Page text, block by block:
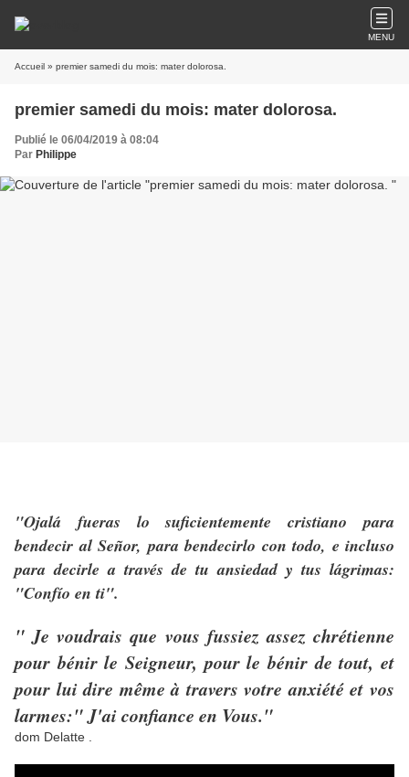
MENU
Accueil » premier samedi du mois: mater dolorosa.
premier samedi du mois: mater dolorosa.
Publié le 06/04/2019 à 08:04
Par Philippe
"Ojalá fueras lo suficientemente cristiano para
bendecir al Señor, para bendecirlo con todo, e incluso
para decirle a través de tu ansiedad y tus lágrimas:
"Confío en ti".
" Je voudrais que vous fussiez assez chrétienne
pour bénir le Seigneur, pour le bénir de tout, et
pour lui dire même à travers votre anxiété et vos
larmes:" J'ai confiance en Vous."
dom Delatte .